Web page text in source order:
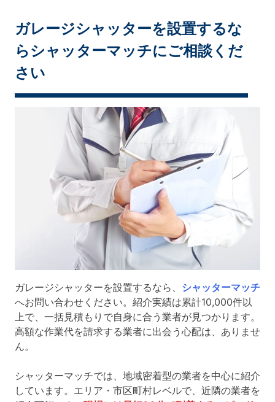
ガレージシャッターを設置するな
らシャッターマッチにご相談くだ
さい
ガレージシャッターを設置するなら、 シャッターマッチ
へお問い合わせください。紹介実績は累計10,000件以
上で、一括見積もりで自身に合う業者が見つかります。
高額な作業代を請求する業者に出会う心配は、ありませ
ん。
シャッターマッチでは、地域密着型の業者を中心に紹介
しています。エリア・市区町村レベルで、近隣の業者を